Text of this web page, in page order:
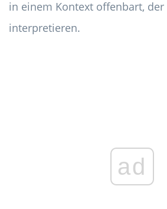
in einem Kontext offenbart,
interpretieren.
ad